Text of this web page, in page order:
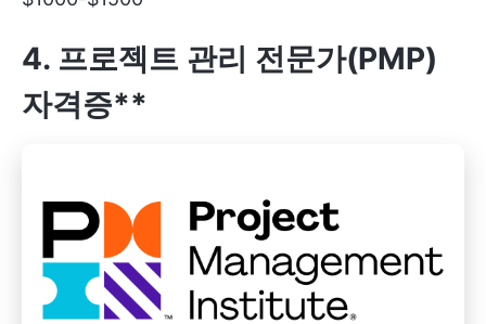
4. 프로젝트 관리 전문가(PMP)
자격증**